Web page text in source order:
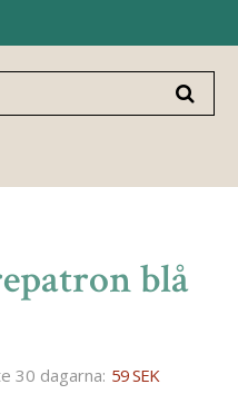
blå
30 dagarna 59 SEK